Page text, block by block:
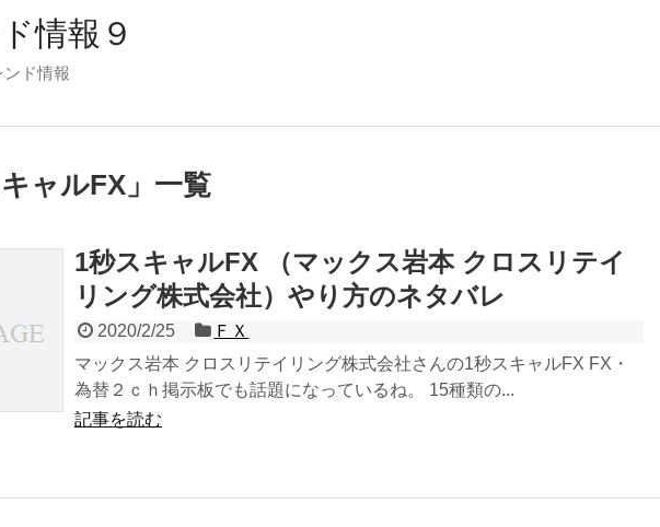
情報９
ド情報
ャルFX 」 一覧
1秒スキャルFX （マックス岩本 クロスリテイ
リング株式会社）やり方のネタバレ
2020/2/25
ＦＸ
マックス岩本 クロスリテイリング株式会社さんの1秒スキャルFX FX・
為替２ｃｈ掲示板でも話題になっているね。 15種類の...
記事を読む